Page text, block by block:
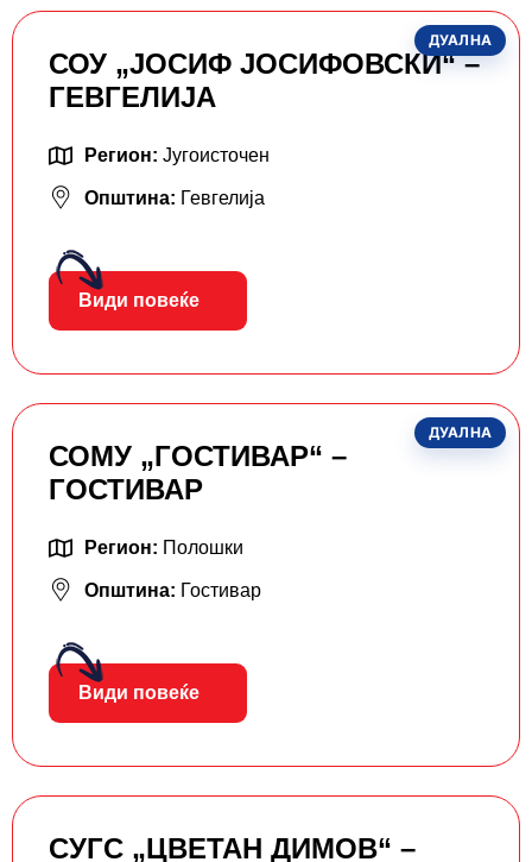
ДУАЛНА
СОУ „ЈОСИФ ЈОСИФОВСКИ“ –
ГЕВГЕЛИЈА
Регион: Југоисточен
Општина: Гевгелија
Види повеќе
ДУАЛНА
СОМУ „ГОСТИВАР“ –
ГОСТИВАР
Регион: Полошки
Општина: Гостивар
Види повеќе
СУГС „ЦВЕТАН ДИМОВ“ –